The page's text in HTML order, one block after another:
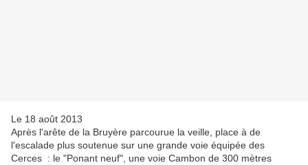
Le 18 août 2013
Après l'arête de la Bruyère parcourue la veille, place à de
l'escalade plus soutenue sur une grande voie équipée des
Cerces : le "Ponant neuf", une voie Cambon de 300 mètres